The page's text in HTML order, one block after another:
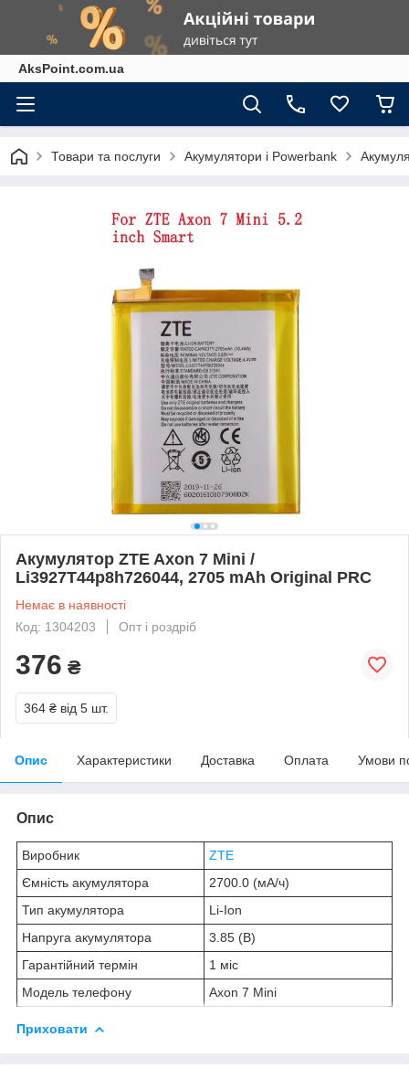
AksPoint.com.ua
Товари та послуги Акумулятори і Powerbank
Акумулятор ZTE Axon 7 Mini /
Li3927T44p8h726044, 2705 mAh Original PRC
Немає в наявності
Код: 1304203
Опт і роздріб
376 ₴
364 ₴ від 5 шт.
Опис Характеристики Доставка Оплата Умови
Опис
Виробник
ZTE
Ємність акумулятора
2700.0 (мА/ч)
Тип акумулятора
Li-Ion
Напруга акумулятора
3.85 (В)
Гарантійний термін
1 міс
Модель телефону
Axon 7 Mini
Приховати